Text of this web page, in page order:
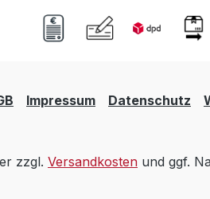
Impressum Datenschutz
zzgl. Versandkosten und ggf.